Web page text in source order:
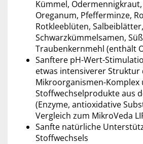
Kümmel,
Oreganum, Pfefferminze,
Rotkleeblüten, Salbeiblätter,
Schwarzkümmelsamen,
Traubenkernmehl (enthält
Sanftere pH-Wert-
etwas intensiverer Struktur
Mikroorganismen-Komplex
Stoffwechselprodukte aus
(Enzyme, antioxidative
Vergleich zum MikroVeda
Sanfte natürliche
Stoffwechsels